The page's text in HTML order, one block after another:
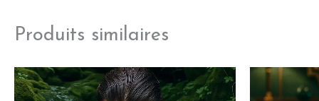
Produits similaires